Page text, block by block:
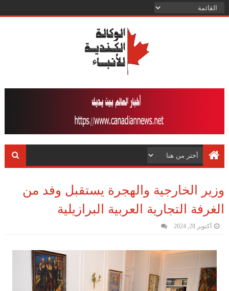
وزير الخارجية والهجرة يستقبل وفد من
الغرفة التجارية العربية البرازيلية
أكتوبر 28, 2024